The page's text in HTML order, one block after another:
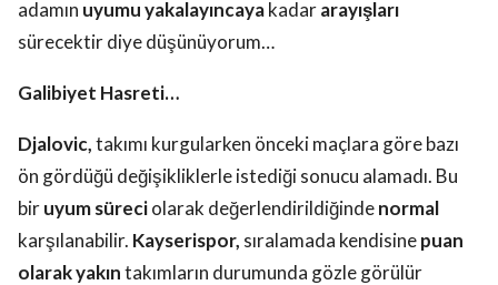
adamın uyumu yakalayıncayakadararayışları
sürecektir diye düşünüyorum…
Galibiyet Hasreti…
Djalovic,takımı kurgularken önceki maçlara göre bazı
ön gördüğü değişikliklerle istediği sonucu alamadı. Bu
biruyum süreciolarak değerlendirildiğindenormal
karşılanabilir. Kayserispor, sıralamada kendisinepuan
olarak yakıntakımların durumunda gözle görülür